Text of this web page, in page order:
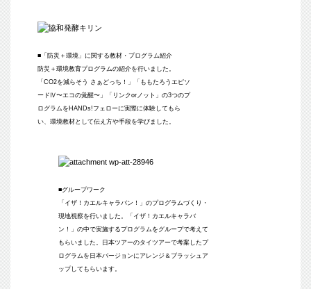
■「防災＋環境」に関する教材・プログラム紹介
防災＋環境教育プログラムの紹介を行いました。
「CO2を減らそう さぁどっち！」「ももたろうエピソ
ードⅣ〜エコの覚醒〜」「リンクorノット」の3つのプ
ログラムをHANDs!フェローに実際に体験してもら
い、環境教材として伝え方や手段を学びました。
■グループワーク
「イザ！カエルキャラバン！」のプログラムづくり・
現地視察を行いました。「イザ！カエルキャラバ
ン！」の中で実施するプログラムをグループで考えて
もらいました。日本ツアーのタイツアーで考案したプ
ログラムを日本バージョンにアレンジ＆ブラッシュア
ップしてもらいます。